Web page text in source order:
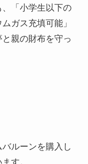
、「小学生以下の
ガス充填可能」
親の財布を守っ
ルーンを購入し